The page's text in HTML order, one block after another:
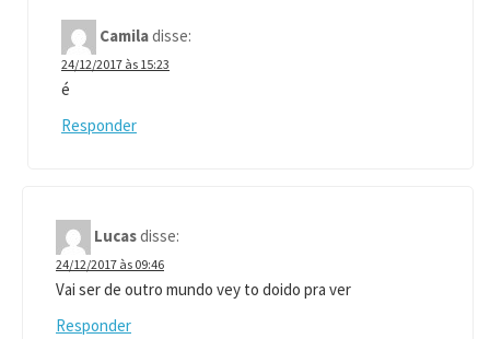
Camiladisse:
24/12/2017 às 15:23
é
Responder
Lucasdisse:
24/12/2017 às 09:46
Vai ser de outro mundo vey to doido pra ver
Responder